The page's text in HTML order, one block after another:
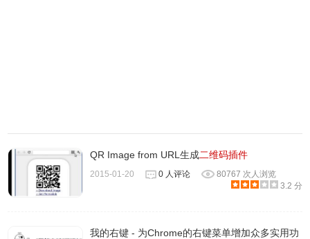
QR Image from URL生成二维码插件
2015-01-20 0 人评论
80767 次人浏览
3.2 分
我的右键 - 为Chrome的右键菜单增加众多实用功